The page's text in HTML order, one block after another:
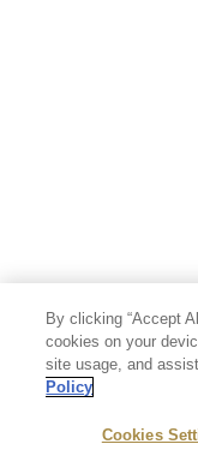
By clicking “Accept
cookies on your
site usage, and
Policy
Cookies